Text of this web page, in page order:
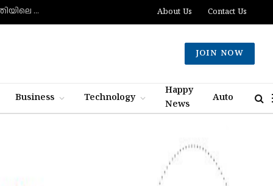
അമ്മയുടെയും കുഞ്ഞിന്റെയും ആരോഗ്യം ഉറപ്പാക്കാം: പ്രസവാനന്തര ആഹാരരീതിയിലെ ശരിയും തെറ്റും About Us Contact Us
JOIN NOW
Business Technology
Happy
News
Auto